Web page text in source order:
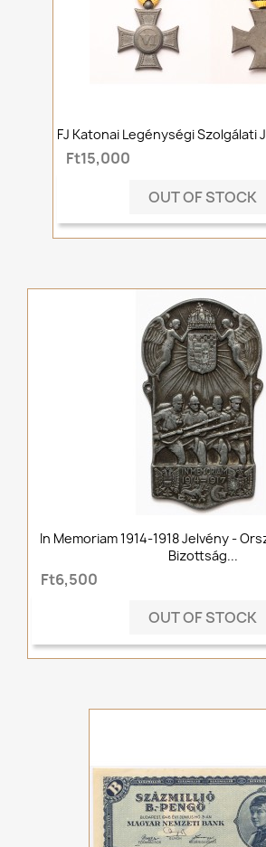
FJ Katonai Legénységi Szolgálati
Ft15,000
OUT OF STOCK
In Memoriam 1914-1918 Jelvény -
Bizottság...
Ft6,500
OUT OF STOCK